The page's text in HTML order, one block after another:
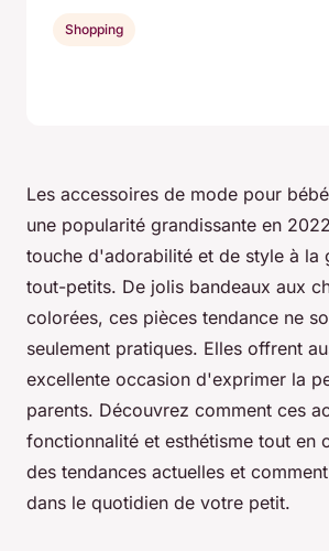
Les accessoires de mode pour
une popularité grandissante en
touche d'adorabilité et de style à la
tout-petits. De jolis bandeaux aux
colorées, ces pièces tendance ne
seulement pratiques. Elles offrent
excellente occasion d'exprimer la
parents. Découvrez comment ces
fonctionnalité et esthétisme tout en
des tendances actuelles et
dans le quotidien de votre petit.
Shopping